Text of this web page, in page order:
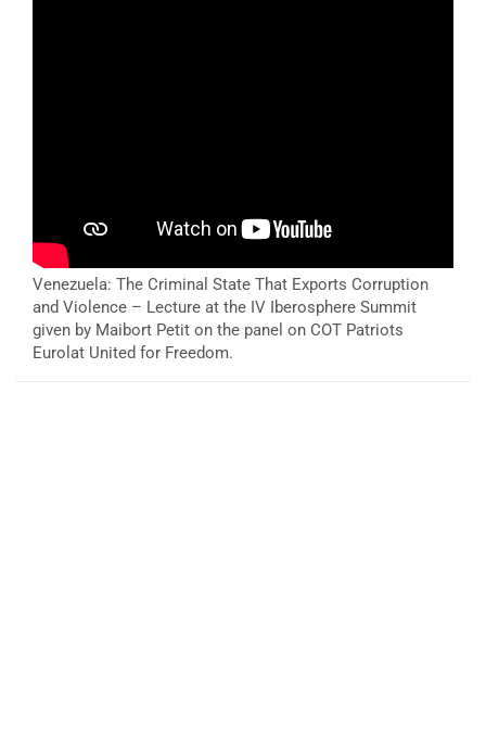
Venezuela: The Criminal State That Exports Corruption
and Violence – Lecture at the IV Iberosphere Summit
given by Maibort Petit on the panel on COT Patriots
Eurolat United for Freedom.